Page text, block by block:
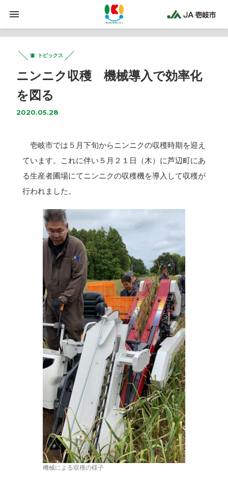
トピックス
ニンニク収穫 機械導入で効率化
を図る
2020.05.28
壱岐市では５月下旬からニンニクの収穫時期を迎え
ています。これに伴い５月２１日（木）に芦辺町にあ
る生産者圃場にてニンニクの収穫機を導入して収穫が
行われました。
機械による収穫の様子